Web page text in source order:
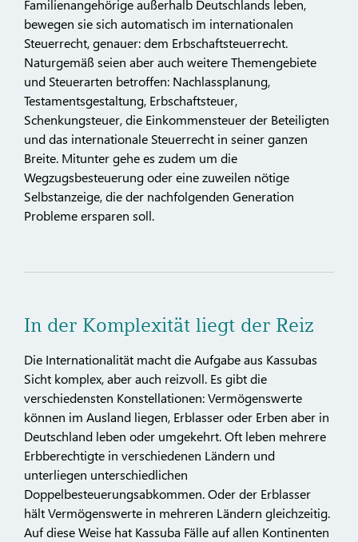
Familienangehörige außerhalb Deutschlands leben,
bewegen sie sich automatisch im internationalen
Steuerrecht, genauer: dem Erbschaftsteuerrecht.
Naturgemäß seien aber auch weitere Themengebiete
und Steuerarten betroffen: Nachlassplanung,
Testamentsgestaltung, Erbschaftsteuer,
Schenkungsteuer, die Einkommensteuer der Beteiligten
und das internationale Steuerrecht in seiner ganzen
Breite. Mitunter gehe es zudem um die
Wegzugsbesteuerung oder eine zuweilen nötige
Selbstanzeige, die der nachfolgenden Generation
Probleme ersparen soll.
In der Komplexität liegt der Reiz
Die Internationalität macht die Aufgabe aus Kassubas
Sicht komplex, aber auch reizvoll. Es gibt die
verschiedensten Konstellationen: Vermögenswerte
können im Ausland liegen, Erblasser oder Erben aber in
Deutschland leben oder umgekehrt. Oft leben mehrere
Erbberechtigte in verschiedenen Ländern und
unterliegen unterschiedlichen
Doppelbesteuerungsabkommen. Oder der Erblasser
hält Vermögenswerte in mehreren Ländern gleichzeitig.
Auf diese Weise hat Kassuba Fälle auf allen Kontinenten